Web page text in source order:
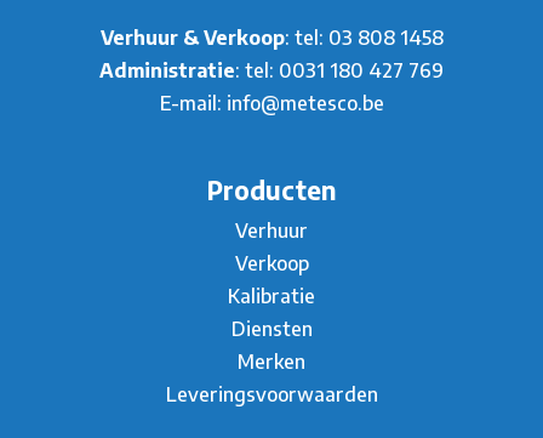
Verhuur & Verkoop: tel: 03 808 1458
Administratie: tel: 0031 180 427 769
E-mail: info@metesco.be
Producten
Verhuur
Verkoop
Kalibratie
Diensten
Merken
Leveringsvoorwaarden